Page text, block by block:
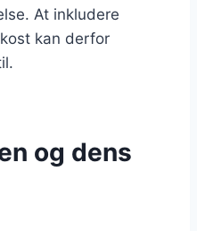
At inkludere
kan derfor
og dens